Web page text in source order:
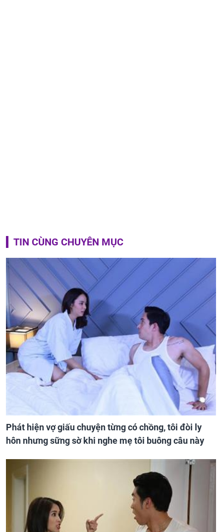
TIN CÙNG CHUYÊN MỤC
Phát hiện vợ giấu chuyện từng có chồng, tôi đòi ly
hôn nhưng sững sờ khi nghe mẹ tôi buông câu này